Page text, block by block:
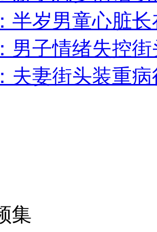
去植树
花炮节热闹非凡 减压"枕头大战"
半岁男童心脏
男子情绪失控
夫妻街头装重
集